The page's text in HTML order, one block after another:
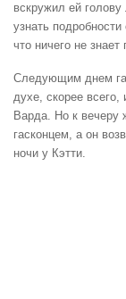
вскружил ей
узнать
что ничего не
Следующим днем
духе, скорее всего,
Варда. Но к вечеру
гасконцем, а он
ночи у Кэтти.